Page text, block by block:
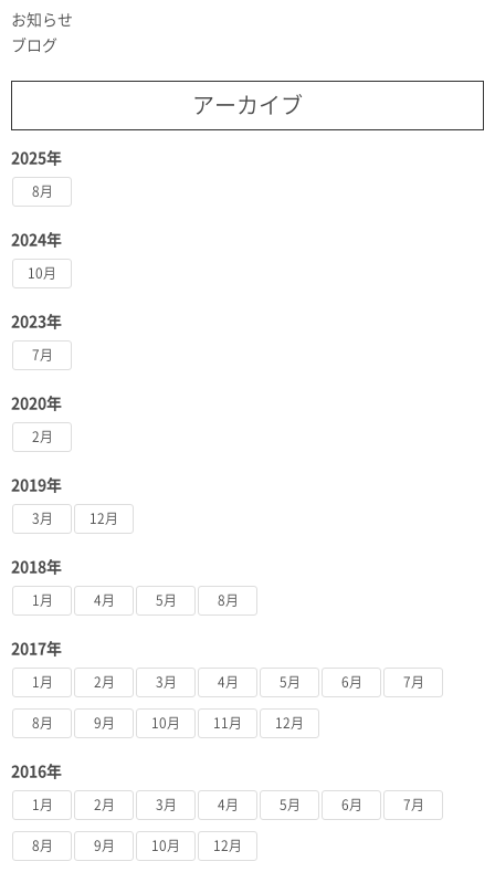
お知らせ
ブログ
アーカイブ
2025年
8月
2024年
10月
2023年
7月
2020年
2月
2019年
3月 12月
2018年
1月 4月 5月 8月
2017年
1月 2月 3月 4月 5月 6月 7月
8月 9月 10月 11月 12月
2016年
1月 2月 3月 4月 5月 6月 7月
8月 9月 10月 12月